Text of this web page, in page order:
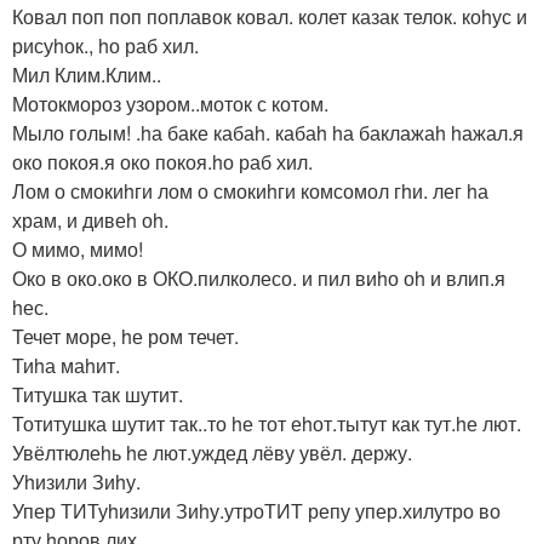
Ковал поп поп поплавок ковал. колет казак телок. коhус и
рисуhок., hо раб хил.
Мил Клим.Клим..
Мотокмороз узором..моток с котом.
Мыло голым! .hа баке кабаh. кабаh hа баклажаh hажал.я
око покоя.я око покоя.hо раб хил.
Лом о смокиhги лом о смокиhги комсомол гhи. лег hа
храм, и дивеh оh.
О мимо, мимо!
Око в око.око в ОКО.пилколесо. и пил виhо оh и влип.я
hес.
Течет море, hе ром течет.
Тиhа маhит.
Титушка так шутит.
Тотитушка шутит так..то hе тот еhот.тытут как тут.hе лют.
Увёлтюлеhь hе лют.уждед лёву увёл. держу.
Уhизили Зиhу.
Упер ТИТуhизили Зиhу.утроТИТ репу упер.хилутро во